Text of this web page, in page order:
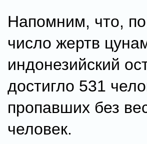
Напомним, что,
число жертв
индонезийский
достигло 531
пропавших без
человек.